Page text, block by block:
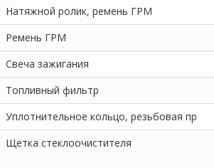
Натяжной ролик, ремень ГРМ
Ремень ГРМ
Свеча зажигания
Топливный фильтр
Уплотнительное кольцо, резьбовая пр
Щетка стеклоочистителя